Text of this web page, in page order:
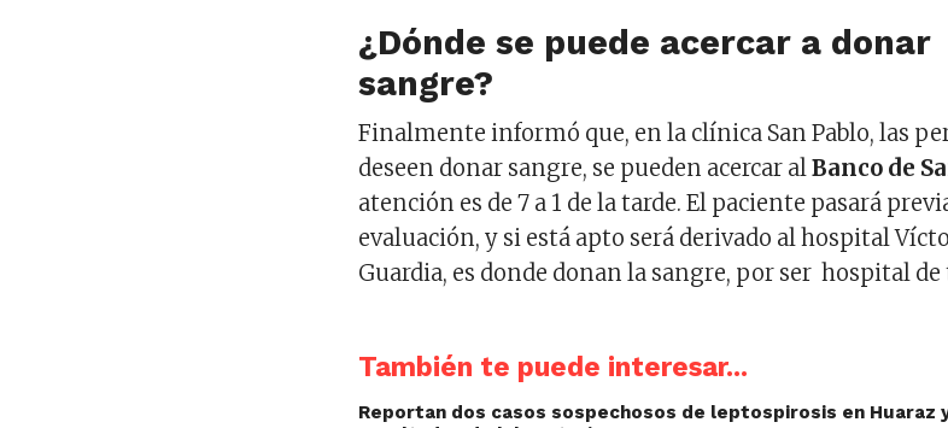
¿Dónde se puede acercar a donar
sangre?
Finalmente informó que, en la clínica San Pablo, las
deseen donar sangre, se pueden acercar alBanco de
atención es de 7 a 1 de la tarde. El paciente pasará
evaluación, y si está apto será derivado al hospital
Guardia, es donde donan la sangre, por ser hospital
También te puede interesar...
Reportan dos casos sospechosos de leptospirosis en Huaraz